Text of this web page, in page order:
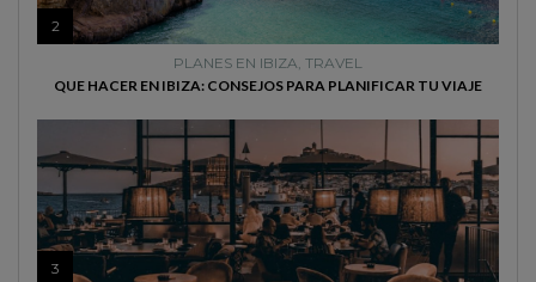
2
PLANES EN IBIZA, TRAVEL
QUE HACER EN IBIZA: CONSEJOS PARA PLANIFICAR TU VIAJE
3